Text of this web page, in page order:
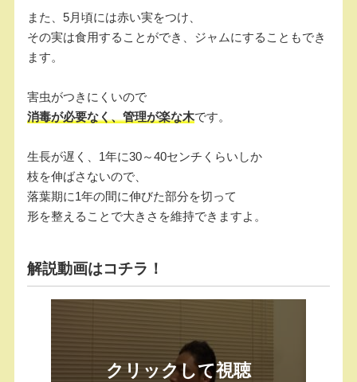
また、5月頃には赤い実をつけ、
その実は食用することができ、ジャムにすることもでき
ます。
害虫がつきにくいので
消毒が必要なく、管理が楽な木です。
生長が遅く、1年に30～40センチくらいしか
枝を伸ばさないので、
落葉期に1年の間に伸びた部分を切って
形を整えることで大きさを維持できますよ。
解説動画はコチラ！